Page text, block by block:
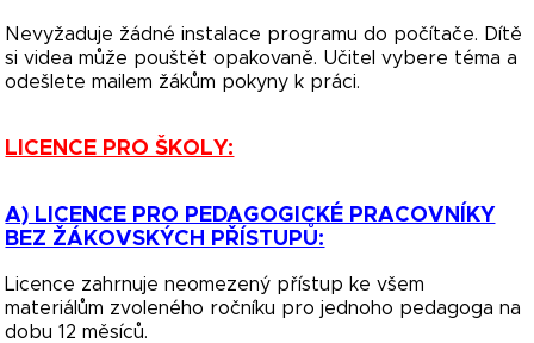
Nevyžaduje žádné instalace programu do počítače. Dítě
si videa může pouštět opakovaně. Učitel vybere téma a
odešlete mailem žákům pokyny k práci.
LICENCE PRO ŠKOLY:
A) LICENCE PRO PEDAGOGICKÉ PRACOVNÍKY
BEZ ŽÁKOVSKÝCH PŘÍSTUPŮ:
Licence zahrnuje neomezený přístup ke všem
materiálům zvoleného ročníku pro jednoho pedagoga na
dobu 12 měsíců.